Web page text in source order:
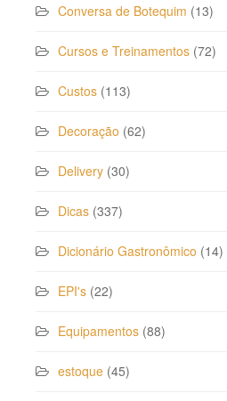
Conversa de Botequim (13)
Cursos e Treinamentos (72)
Custos (113)
Decoração (62)
Delivery (30)
Dicas (337)
Dicionário Gastronômico (14)
EPI's (22)
Equipamentos (88)
estoque (45)